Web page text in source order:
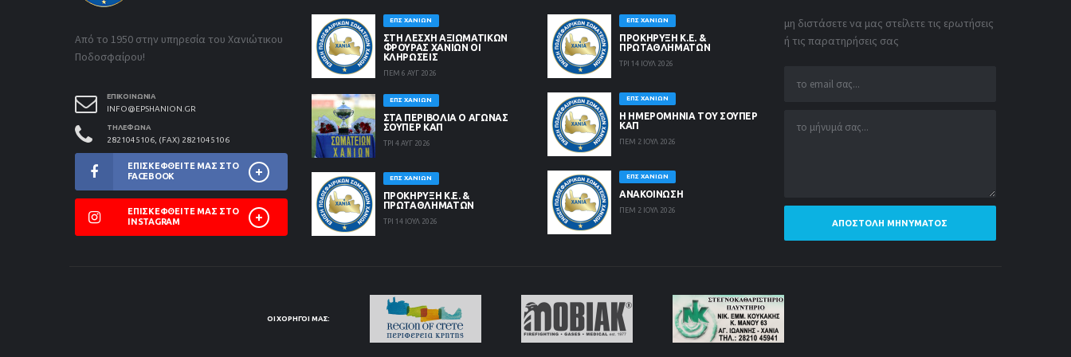
Από το 1950 στην υπηρεσία του Χανιώτικου
Ποδοσφαίρου!
ΕΠΙΚΟΙΝΩΝΊΑ
INFO@EPSHANION.GR
ΤΗΛΈΦΩΝΑ
2821045106, (FAX) 2821045106
ΕΠΙΣΚΕΦΘΕΊΤΕ ΜΑΣ ΣΤΟ
FACEBOOK
ΕΠΙΣΚΕΦΘΕΊΤΕ ΜΑΣ ΣΤΟ
INSTAGRAM
ΕΠΣ ΧΑΝΊΩΝ
ΣΤΗ ΛΈΣΧΗ ΑΞΙΩΜΑΤΙΚΏΝ
ΦΡΟΥΡΆΣ ΧΑΝΊΩΝ ΟΙ
ΚΛΗΡΏΣΕΙΣ
ΠΕΜ 6 ΑΥΓ 2026
ΕΠΣ ΧΑΝΊΩΝ
ΣΤΑ ΠΕΡΙΒΟΛΙΑ Ο ΑΓΩΝΑΣ
ΣΟΥΠΕΡ ΚΑΠ
ΤΡΙ 4 ΑΥΓ 2026
ΕΠΣ ΧΑΝΊΩΝ
ΠΡΟΚΗΡΥΞΗ Κ.Ε. &
ΠΡΩΤΑΘΛΗΜΑΤΩΝ
ΤΡΙ 14 ΙΟΥΛ 2026
ΕΠΣ ΧΑΝΊΩΝ
ΠΡΟΚΗΡΥΞΗ Κ.Ε. &
ΠΡΩΤΑΘΛΗΜΑΤΩΝ
ΤΡΙ 14 ΙΟΥΛ 2026
ΕΠΣ ΧΑΝΊΩΝ
Η ΗΜΕΡΟΜΗΝΙΑ ΤΟΥ ΣΟΥΠΕΡ
ΚΑΠ
ΠΕΜ 2 ΙΟΥΛ 2026
ΕΠΣ ΧΑΝΊΩΝ
ΑΝΑΚΟΙΝΩΣΗ
ΠΕΜ 2 ΙΟΥΛ 2026
μη διστάσετε να μας στείλετε τις ερωτήσεις
ή τις παρατηρήσεις σας
ΑΠΟΣΤΟΛΉ ΜΗΝΎΜΑΤΟΣ
ΟΙ ΧΟΡΗΓΟΊ ΜΑΣ: